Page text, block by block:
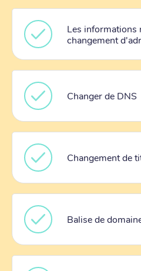
Les informations
changement
Changer de DNS
Changement de
Balise de